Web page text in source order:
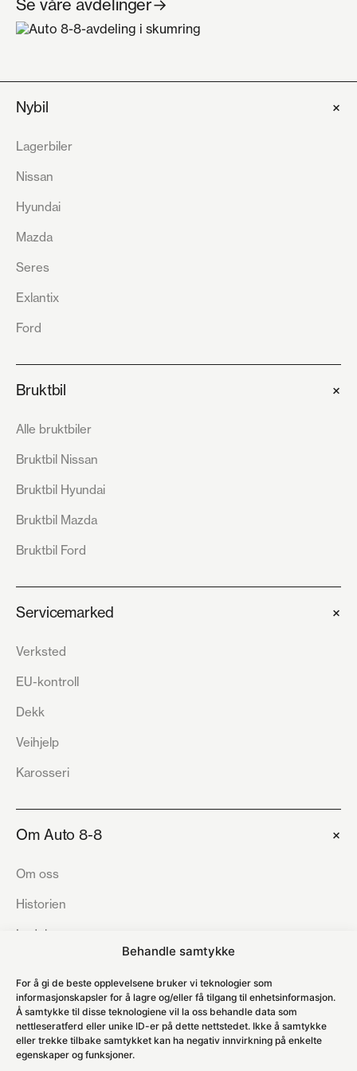
Behandle samtykke
For å gi de beste opplevelsene bruker vi teknologier som
informasjonskapsler for å lagre og/eller få tilgang til enhetsinformasjon.
Å samtykke til disse teknologiene vil la oss behandle data som
nettleseratferd eller unike ID-er på dette nettstedet. Ikke å samtykke
eller trekke tilbake samtykket kan ha negativ innvirkning på enkelte
egenskaper og funksjoner.
Se våre avdelinger→
Nybil +
Lagerbiler
Nissan
Hyundai
Mazda
Seres
Exlantix
Ford
Bruktbil +
Alle bruktbiler
Bruktbil Nissan
Bruktbil Hyundai
Bruktbil Mazda
Bruktbil Ford
Servicemarked +
Verksted
EU-kontroll
Dekk
Veihjelp
Karosseri
Om Auto 8-8 +
Om oss
Historien
Ledelse
Åpenhetsloven
Karriere
Kundesenter